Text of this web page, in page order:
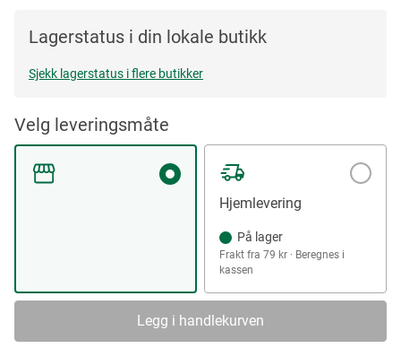
Lagerstatus i din lokale butikk
Sjekk lagerstatus i flere butikker
Velg leveringsmåte
Hjemlevering
På lager
Frakt fra 79 kr · Beregnes i
kassen
Legg i handlekurven